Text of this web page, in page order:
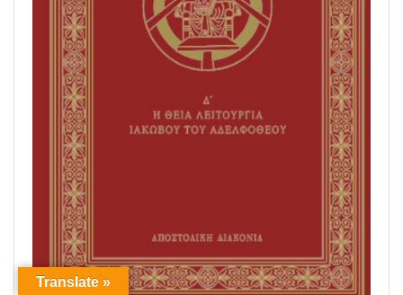
Translate »